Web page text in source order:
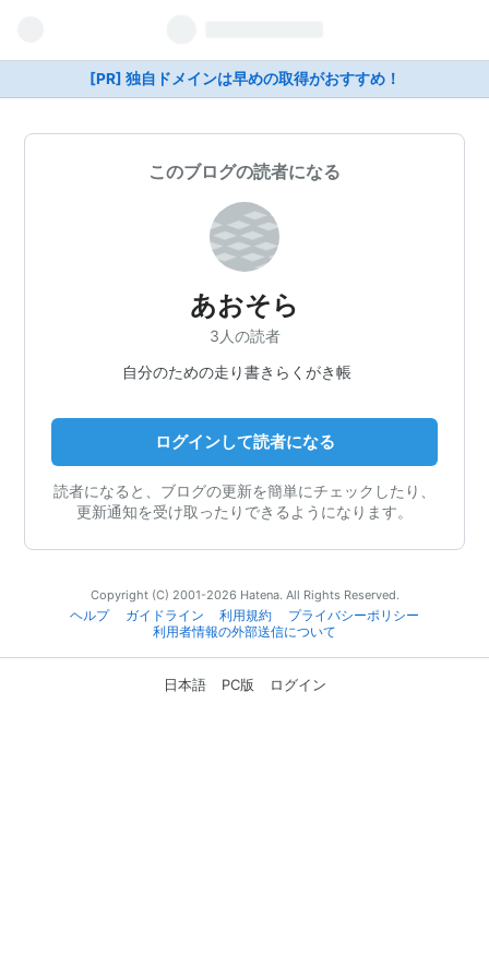
[PR] 独自ドメインは早めの取得がおすすめ！
このブログの読者になる
あおそら
3人の読者
自分のための走り書きらくがき帳
ログインして読者になる
読者になると、ブログの更新を簡単にチェックしたり、
更新通知を受け取ったりできるようになります。
Copyright (C) 2001-2026 Hatena. All Rights Reserved.
ヘルプ
ガイドライン 利用規約
プライバシーポリシー
利用者情報の外部送信について
日本語 PC版 ログイン